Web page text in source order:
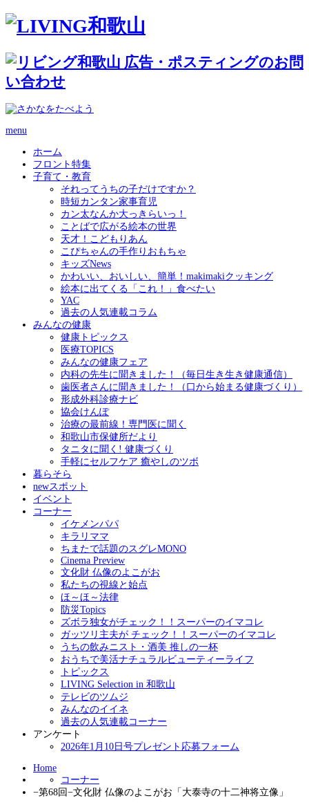
menu
ホーム
フロント特集
子育て・教育
それってうちの子だけですか？
時短カンタン家事育児
カン太なんか大っきらいっ！
ことばで広がる絵本の世界
天才！こどもりあん
こぴちゃんの手作りおもちゃ
キッズNews
かわいい、おいしい、簡単！makimakiクッキング
絵本に出てくる「これ！」食べたい
YAC
過去の人気連載コラム
みんなの健康
健康トピックス
医療TOPICS
みんなの健康フェア
内科の先生に聞きました！（毎日生き生き健康通信）
歯医者さんに聞きました！（口から始まる健康づくり）
形成外科診療ナビ
協会けんぽ
治療の最前線！専門医に聞く
和歌山市保健所だより
タニタに聞く! 健康づくり
手軽にセルフケア 癒やしのツボ
暮らそら
newスポット
イベント
コーナー
イケメンパパ
キラリママ
ちまたで話題のスグレMONO
Cinema Preview
文化財 仏像のよこがお
私たちの視線と始点
ほ～ほ～法律
防災Topics
ズボラ独女がチェック！！スーパーのイマコレ
ガッツリ主夫が チェック！！スーパーのイマコレ
うちの飲みニスト・酒美 推しの一杯
おうちで美活ナチュラルビューティーライフ
トピックス
LIVING Selection in 和歌山
テレビのツムジ
みんなのイイネ
過去の人気連載コーナー
アンケート
2026年1月10日号プレゼント応募フォーム
Home
コーナー
−第68回−文化財 仏像のよこがお「大泰寺の十二神将立像」